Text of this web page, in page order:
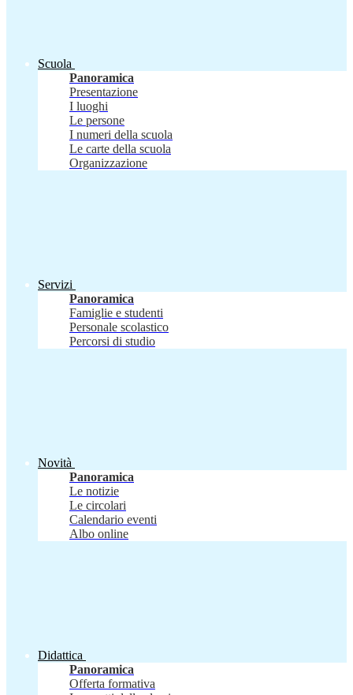
Scuola
Panoramica
Presentazione
I luoghi
Le persone
I numeri della scuola
Le carte della scuola
Organizzazione
Servizi
Panoramica
Famiglie e studenti
Personale scolastico
Percorsi di studio
Novità
Panoramica
Le notizie
Le circolari
Calendario eventi
Albo online
Didattica
Panoramica
Offerta formativa